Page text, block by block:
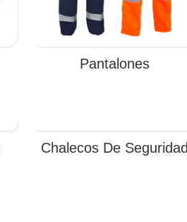
Pantalones
Chalecos De Seguridad